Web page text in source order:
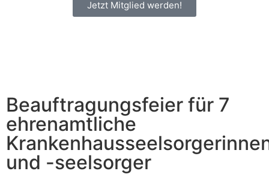
Jetzt Mitglied werden!
Beauftragungsfeier für 7
ehrenamtliche
und -seelsorger